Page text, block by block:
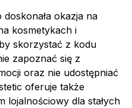
okazja na
kosmetykach i
skorzystać z kodu
zapoznać się z
oraz nie udostępniać
oferuje także
lojalnościowy dla stałych